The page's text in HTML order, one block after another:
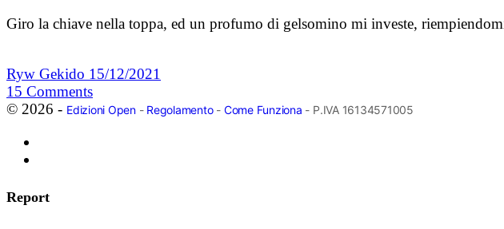
Giro la chiave nella toppa, ed un profumo di gelsomino mi investe,
Ryw Gekido 15/12/2021
15 Comments
© 2026 - Edizioni Open- Regolamento- Come Funziona - P.IVA 16134571005
Report